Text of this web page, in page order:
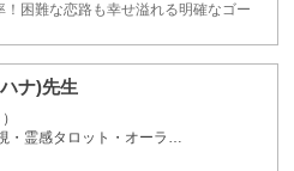
困難な恋路も幸せ溢れる明確なゴー
ナ)先生
霊感タロット・オーラ…